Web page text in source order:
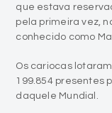
Os cariocas
199.854 presentes
O Brasil liderava o
que o Uruguai.